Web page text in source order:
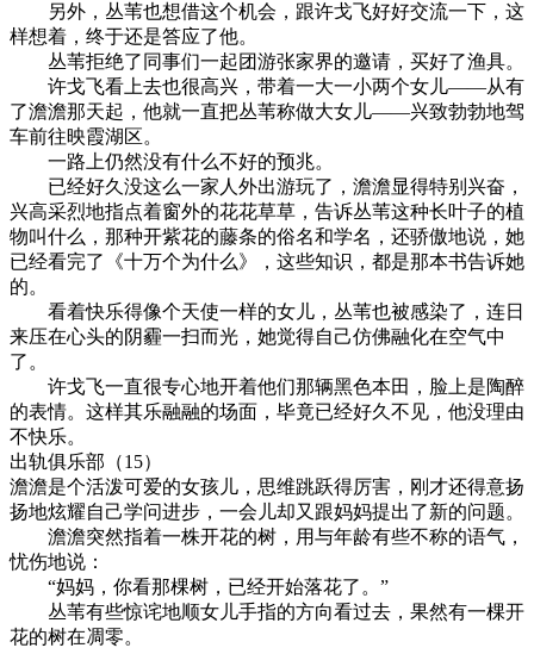
另外，丛苇也想借这个机会，跟许戈飞好好交流一下，这
样想着，终于还是答应了他。
丛苇拒绝了同事们一起团游张家界的邀请，买好了渔具。
许戈飞看上去也很高兴，带着一大一小两个女儿——从有
了澹澹那天起，他就一直把丛苇称做大女儿——兴致勃勃地驾
车前往映霞湖区。
一路上仍然没有什么不好的预兆。
已经好久没这么一家人外出游玩了，澹澹显得特别兴奋，
兴高采烈地指点着窗外的花花草草，告诉丛苇这种长叶子的植
物叫什么，那种开紫花的藤条的俗名和学名，还骄傲地说，她
已经看完了《十万个为什么》，这些知识，都是那本书告诉她
的。
看着快乐得像个天使一样的女儿，丛苇也被感染了，连日
来压在心头的阴霾一扫而光，她觉得自己仿佛融化在空气中
了。
许戈飞一直很专心地开着他们那辆黑色本田，脸上是陶醉
的表情。这样其乐融融的场面，毕竟已经好久不见，他没理由
不快乐。
出轨俱乐部（15）
澹澹是个活泼可爱的女孩儿，思维跳跃得厉害，刚才还得意扬
扬地炫耀自己学问进步，一会儿却又跟妈妈提出了新的问题。
澹澹突然指着一株开花的树，用与年龄有些不称的语气，
忧伤地说：
“妈妈，你看那棵树，已经开始落花了。”
丛苇有些惊诧地顺女儿手指的方向看过去，果然有一棵开
花的树在凋零。